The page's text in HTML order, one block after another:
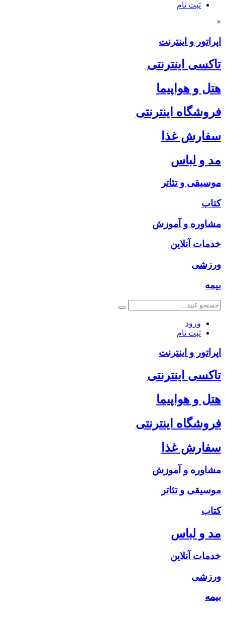
ثبت نام
×
اپراتور و اینترنت
تاکسی اینترنتی
هتل و هواپیما
فروشگاه اینترنتی
سفارش غذا
مد و لباس
موسیقی و تئاتر
کتاب
مشاوره و آموزش
خدمات آنلاین
ورزشی
بیمه
ورود
ثبت نام
اپراتور و اینترنت
تاکسی اینترنتی
هتل و هواپیما
فروشگاه اینترنتی
سفارش غذا
مشاوره و آموزش
موسیقی و تئاتر
کتاب
مد و لباس
خدمات آنلاین
ورزشی
بیمه